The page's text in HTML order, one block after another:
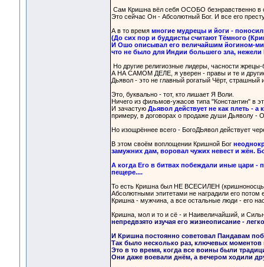
Сам Кришна вёл себя ОСОБО безнравственно в
Это сейчас Он - Абсолютный Бог. И все его
А в то время многие мудрецы и йоги -
(До сих пор и буддисты считают Тёмного
И Ошо описывал его величайшим йогином-
что не было для Индии большего зла, нежели
Но другие религиозные лидеры, часности
А НА САМОМ ДЕЛЕ, я уверен - правы и те и
Дьявол - это не главный рогатый Чёрт,
Это, буквально - тот, кто лишает Я Воли.
Ничего из фильмов-ужасов типа "Константин" в
И зачастую Дьявол действует не как плеть -
примеру, в договорах о продаже души Дьяволу -
Но изощрённее всего - БогоДЬявол действует
В этом своём воплощении Кришной Бог
замужних дам, воровал чужих невест и жён.
А когда Его в битвах побеждали иные цари -
пещере....
То есть Кришна был НЕ ВСЕСИЛЕН (кришноносцы
Абсолютными эпитетами не наградили его потом
Кришна - мужчина, а все остальные люди - его
Кришна, мол и то и сё - и Наивеличайший, и
непредвзято изучая его жизнеописание -
И Кришна постоянно советовал Пандавам
Так было несколько раз, ключевых
Это в то время, когда все воины были
Они даже воевали днём, а вечером ходили